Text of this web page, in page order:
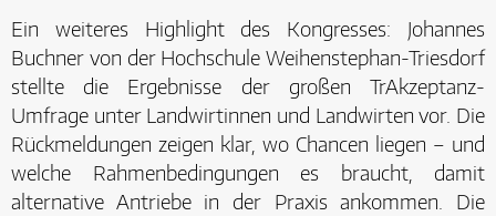
Ein weiteres Highlight des Kongresses: Johannes
Buchner von der Hochschule Weihenstephan-Triesdorf
stellte die Ergebnisse der großen TrAkzeptanz-
Umfrage unter Landwirtinnen und Landwirten vor. Die
Rückmeldungen zeigen klar, wo Chancen liegen – und
welche Rahmenbedingungen es braucht, damit
alternative Antriebe in der Praxis ankommen. Die